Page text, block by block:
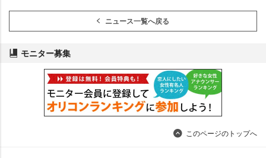
ニュース一覧へ戻る
モニター募集
このページのトップへ